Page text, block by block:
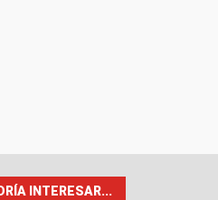
INTERESAR...